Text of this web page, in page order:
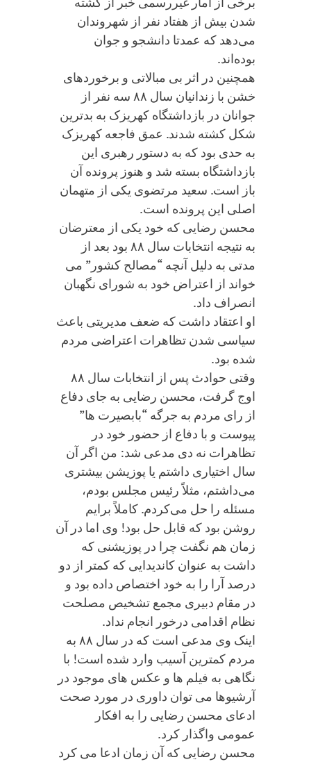
شدن بیش از هفتاد نفر از شهروندان
می‌دهد که عمدتا دانشجو و جوان
بوده‌اند.
همچنین در اثر بی مبالاتی و برخوردهای
خشن با زندانیان سال ۸۸ سه نفر از
جوانان در بازداشتگاه کهریزک به بدترین
شکل کشته شدند. عمق فاجعه کهریزک
به حدی بود که به دستور رهبری این
بازداشتگاه بسته شد و هنوز پرونده آن
باز است. سعید مرتضوی یکی از متهمان
اصلی این پرونده است.
محسن رضایی که خود یکی از معترضان
به نتیجه انتخابات سال ۸۸ بود بعد از
مدتی به دلیل آنچه “مصالح کشور” می
خواند از اعتراض خود به شورای نگهبان
انصراف داد.
او اعتقاد داشت که ضعف مدیریتی باعث
سیاسی شدن تظاهرات اعتراضی مردم
شده بود.
وقتی حوادث پس از انتخابات سال ۸۸
اوج گرفت، محسن رضایی به جای دفاع
از رای مردم به جرگه “بابصیرت ها”
پیوست و با دفاع از حضور خود در
تظاهرات نه دی مدعی شد: من اگر آن
سال اختیاری داشتم یا پوزیشن بیشتری
می‌داشتم، مثلاً رئیس مجلس بودم،
مسئله را حل می‌کردم. کاملاً برایم
روشن بود که قابل حل بود! وی اما در آن
زمان هم نگفت چرا در پوزیشنی که
داشت به عنوان کاندیدایی که کمتر از دو
درصد آرا را به خود اختصاص داده بود و
در مقام دبیری مجمع تشخیص مصلحت
نظام اقدامی درخور انجام نداد.
اینک وی مدعی است که در سال ۸۸ به
مردم کمترین آسیب وارد شده است! با
نگاهی به فیلم ها و عکس های موجود در
آرشیوها می توان داوری در مورد صحت
ادعای محسن رضایی را به افکار
عمومی واگذار کرد.
محسن رضایی که آن زمان ادعا می کرد